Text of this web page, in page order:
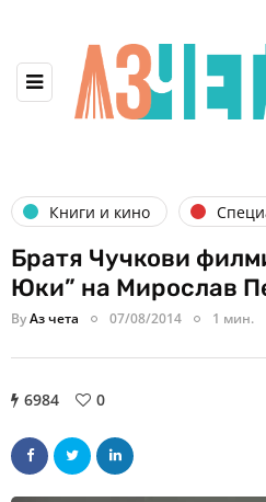
Книги и кино
Братя Чучкови
Юки” на Мирослав
ByАз чета 07/08/2014 1 мин.
6984 0